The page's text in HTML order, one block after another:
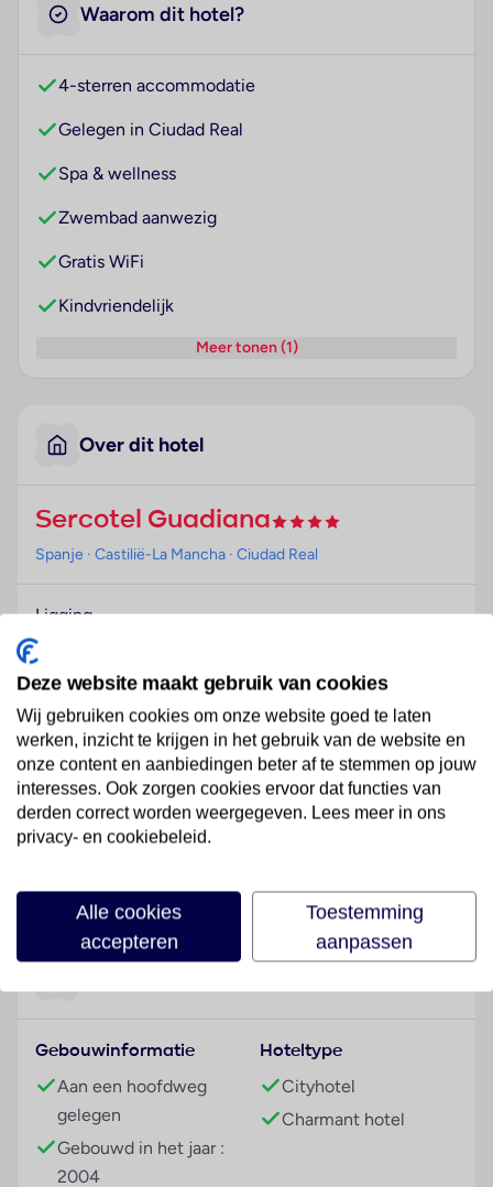
Waarom dit hotel?
4-sterren accommodatie
Gelegen in Ciudad Real
Spa & wellness
Zwembad aanwezig
Gratis WiFi
Kindvriendelijk
Meer tonen (1)
Over dit hotel
Sercotel Guadiana
Spanje · Castilië-La Mancha · Ciudad Real
Ligging
Dit hotel ligt in het stadscentrum, op slechts
ongeveer 250 m afstand van de Plaza Mayor. Het ligt
aan een hoofdstraat, tegenover het Park Gasset. Het
congrescentrum en het congrespaleis bevinden zich
op slechts ca. 200 m afstand van het hotelgebouw.
Hotelfaciliteiten
De 11 suites en de 91 tweepersoonskamers zijn
verdeeld over 4 verdiepingen en zijn met een lift
ontvangsthal is hulZwembadzichtaardig bij het in- en
uitchecken. Tot de faciliteiten van het hotel behoren
een garderobe, een bagagedepot en een kluis. In de
toegankelijke vrijetijdsbestedingen. Het hotel
beschikt over faciliteiten voor rolstoelgebruikers. Er
zijn ook winkels. Buiten biedt een tuin extra ruimte
voor ontspanning en recreatie. De gasten die met de
auto komen, kunnen in een garage of op de
Gebouwinformatie
Aan een hoofdweg
gelegen
Gebouwd in het jaar :
2004
Hoteltype
Cityhotel
Charmant hotel
Deze website maakt gebruik van cookies
Wij gebruiken cookies om onze website goed te laten
werken, inzicht te krijgen in het gebruik van de website en
onze content en aanbiedingen beter af te stemmen op jouw
interesses. Ook zorgen cookies ervoor dat functies van
derden correct worden weergegeven. Lees meer in ons
privacy- en cookiebeleid.
Alle cookies
accepteren
Toestemming
aanpassen